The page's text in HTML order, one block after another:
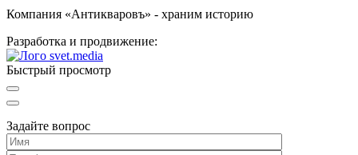
Компания «Антикваровъ» - храним историю
Разработка и продвижение:
Быстрый просмотр
Задайте вопрос